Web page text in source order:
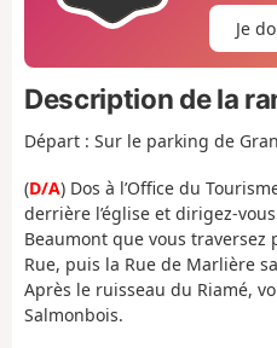
Je
Description de la
Départ : Sur le parking de
(D/A) Dos à l’Office du
derrière l’église et dirigez-
Beaumont que vous traversez
Rue, puis la Rue de Marlière
Après le ruisseau du Riamé,
Salmonbois.